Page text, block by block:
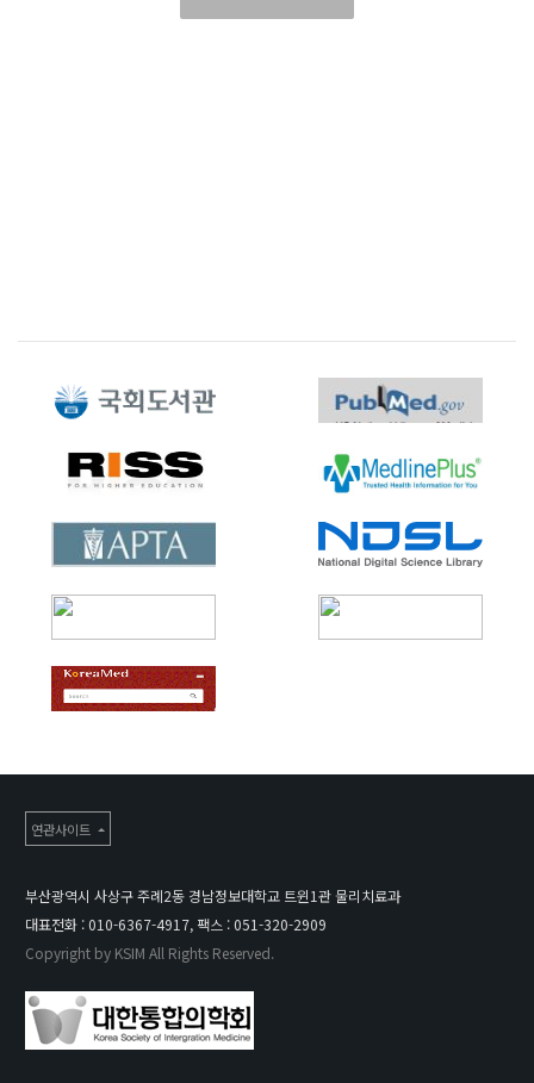
연관사이트
부산광역시 사상구 주례2동 경남정보대학교 트윈1관 물리치료과
대표전화 :010-6367-4917, 팩스 :051-320-2909
Copyright by KSIM All Rights Reserved.